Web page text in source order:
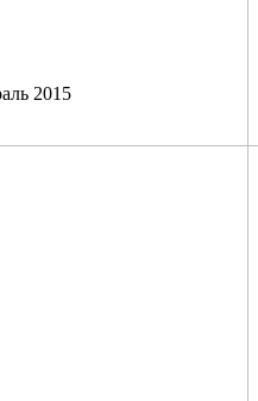
2015